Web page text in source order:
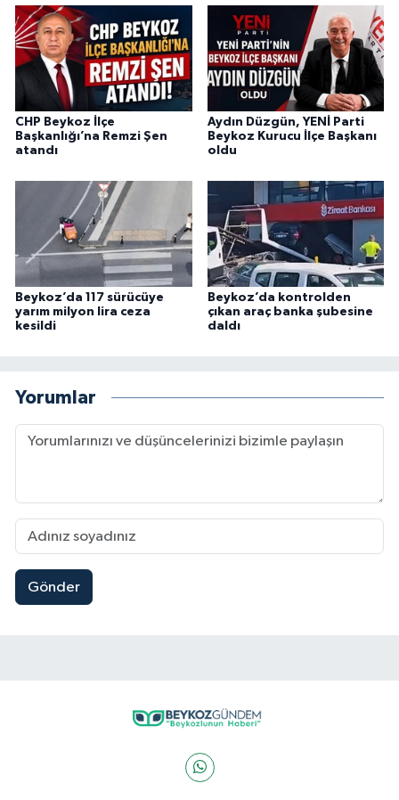
CHP Beykoz İlçe
Başkanlığı’na Remzi Şen
atandı
Aydın Düzgün, YENİ Parti
Beykoz Kurucu İlçe Başkanı
oldu
Beykoz’da 117 sürücüye
yarım milyon lira ceza
kesildi
Beykoz’da kontrolden
çıkan araç banka şubesine
daldı
Yorumlar
Gönder